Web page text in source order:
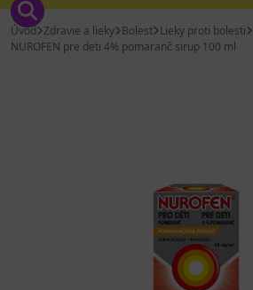
Úvod Zdravie a lieky Bolesť Lieky proti bolesti
NUROFEN pre deti 4% pomaranč sirup 100 ml